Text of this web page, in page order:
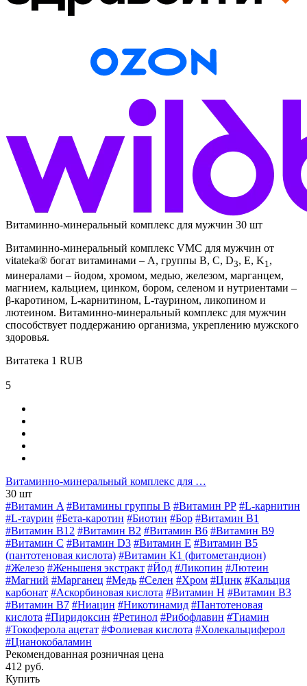
Витаминно-минеральный комплекс для мужчин 30 шт
Витаминно-минеральный комплекс VMC для мужчин от
vitateka® богат витаминами – А, группы В, С, D3, E, K1,
минералами – йодом, хромом, медью, железом, марганцем,
магнием, кальцием, цинком, бором, селеном и нутриентами –
β-каротином, L-карнитином, L-таурином, ликопином и
лютеином. Витаминно-минеральный комплекс для мужчин
способствует поддержанию организма, укреплению мужского
здоровья.
Витатека 1 RUB
5
Витаминно-минеральный комплекс для …
30 шт
#Витамин A #Витамины группы В #Витамин РР #L-карнитин
#L-таурин #Бета-каротин #Биотин #Бор #Витамин B1
#Витамин B12 #Витамин B2 #Витамин B6 #Витамин B9
#Витамин C #Витамин D3 #Витамин E #Витамин В5
(пантотеновая кислота) #Витамин К1 (фитометандион)
#Железо #Женьшеня экстракт #Йод #Ликопин #Лютеин
#Магний #Марганец #Медь #Селен #Хром #Цинк #Кальция
карбонат #Аскорбиновая кислота #Витамин H #Витамин В3
#Витамин В7 #Ниацин #Никотинамид #Пантотеновая
кислота #Пиридоксин #Ретинол #Рибофлавин #Тиамин
#Токоферола ацетат #Фолиевая кислота #Холекальциферол
#Цианокобаламин
Рекомендованная розничная цена
412 руб.
Купить